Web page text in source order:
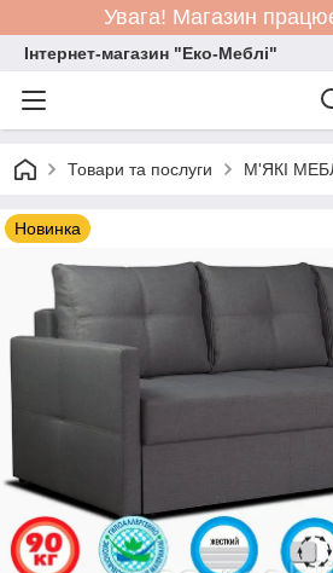
Увага! Магазин
Інтернет-магазин "Еко-Меблі"
Товари та послуги М'ЯКІ
Новинка